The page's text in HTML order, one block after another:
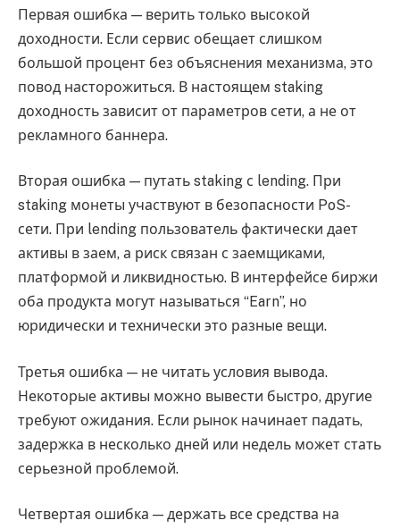
Первая ошибка — верить только высокой
доходности. Если сервис обещает слишком
большой процент без объяснения механизма, это
повод насторожиться. В настоящем staking
доходность зависит от параметров сети, а не от
рекламного баннера.
Вторая ошибка — путать staking с lending. При
staking монеты участвуют в безопасности PoS-
сети. При lending пользователь фактически дает
активы в заем, а риск связан с заемщиками,
платформой и ликвидностью. В интерфейсе биржи
оба продукта могут называться “Earn”, но
юридически и технически это разные вещи.
Третья ошибка — не читать условия вывода.
Некоторые активы можно вывести быстро, другие
требуют ожидания. Если рынок начинает падать,
задержка в несколько дней или недель может стать
серьезной проблемой.
Четвертая ошибка — держать все средства на